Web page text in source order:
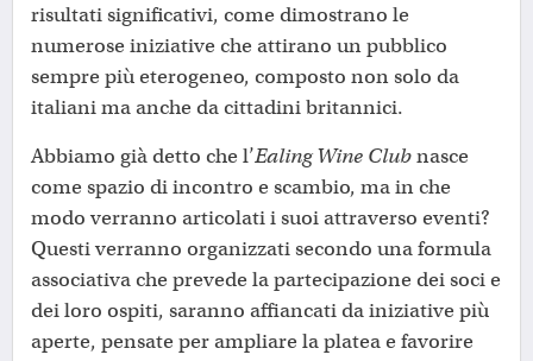
risultati significativi, come dimostrano le
numerose iniziative che attirano un pubblico
sempre più eterogeneo, composto non solo da
italiani ma anche da cittadini britannici.
Abbiamo già detto che l’Ealing Wine Clubnasce
come spazio di incontro e scambio, ma in che
modo verranno articolati i suoi attraverso eventi?
Questi verranno organizzati secondo una formula
associativa che prevede la partecipazione dei soci e
dei loro ospiti, saranno affiancati da iniziative più
aperte, pensate per ampliare la platea e favorire